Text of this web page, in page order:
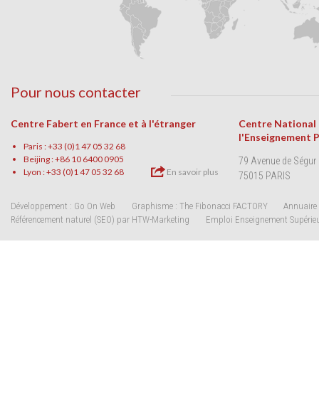
Pour nous contacter
Centre Fabert en France et à l'étranger
Paris : +33 (0)1 47 05 32 68
Beijing : +86 10 6400 0905
Lyon : +33 (0)1 47 05 32 68
En savoir plus
Centre National
l'Enseignement
79 Avenue de Ségur
75015 PARIS
Développement : Go On Web Graphisme : The Fibonacci FACTORY
Annuaire
Référencement naturel (SEO) par HTW-Marketing
Emploi Enseignement